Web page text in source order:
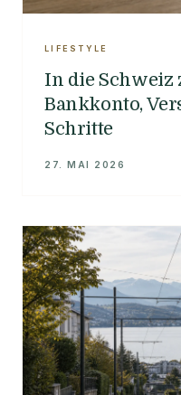
LIFESTYLE
In die Schweiz
Bankkonto,
Schritte
27. MAI 2026